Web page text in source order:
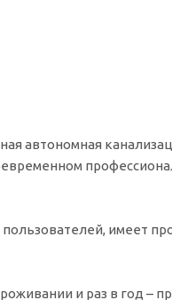
автономная
имеет
и раз в год –